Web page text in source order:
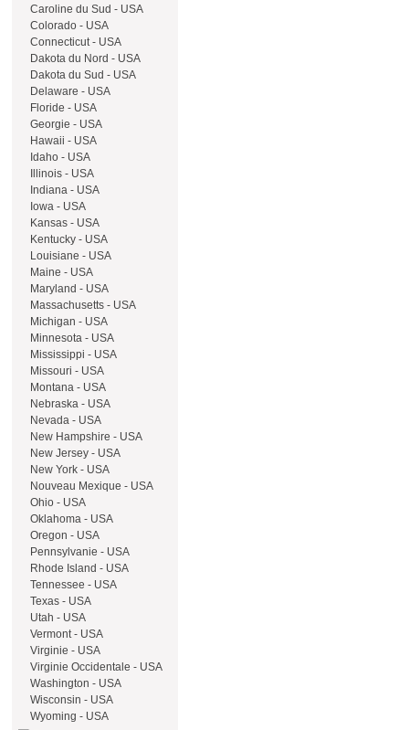
Caroline du Sud - USA
Colorado - USA
Connecticut - USA
Dakota du Nord - USA
Dakota du Sud - USA
Delaware - USA
Floride - USA
Georgie - USA
Hawaii - USA
Idaho - USA
Illinois - USA
Indiana - USA
Iowa - USA
Kansas - USA
Kentucky - USA
Louisiane - USA
Maine - USA
Maryland - USA
Massachusetts - USA
Michigan - USA
Minnesota - USA
Mississippi - USA
Missouri - USA
Montana - USA
Nebraska - USA
Nevada - USA
New Hampshire - USA
New Jersey - USA
New York - USA
Nouveau Mexique - USA
Ohio - USA
Oklahoma - USA
Oregon - USA
Pennsylvanie - USA
Rhode Island - USA
Tennessee - USA
Texas - USA
Utah - USA
Vermont - USA
Virginie - USA
Virginie Occidentale - USA
Washington - USA
Wisconsin - USA
Wyoming - USA